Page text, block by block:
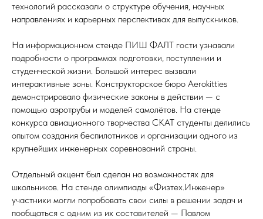
технологий рассказали о структуре обучения, научных
направлениях и карьерных перспективах для выпускников.
На информационном стенде ПИШ ФАЛТ гости узнавали
подробности о программах подготовки, поступлении и
студенческой жизни. Большой интерес вызвали
интерактивные зоны. Конструкторское бюро Aerokitties
демонстрировало физические законы в действии — с
помощью аэротрубы и моделей самолётов. На стенде
конкурса авиационного творчества СКАТ студенты делились
опытом создания беспилотников и организации одного из
крупнейших инженерных соревнований страны.
Отдельный акцент был сделан на возможностях для
школьников. На стенде олимпиады «Физтех.Инженер»
участники могли попробовать свои силы в решении задач и
пообщаться с одним из их составителей — Павлом